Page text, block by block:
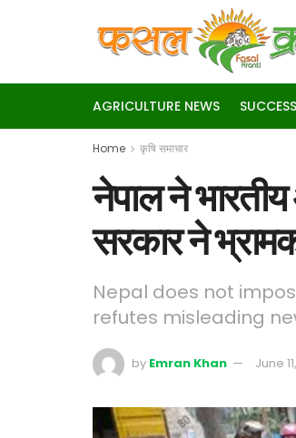
AGRICULTURE NEWS
Home कृषि समाचार
नेपाल ने
सरकार ने
Nepal does not
refutes misleading
by Emran Khan June